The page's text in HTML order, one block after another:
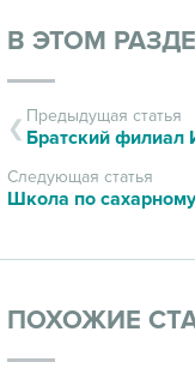
В ЭТОМ
Предыдущая статья
Следующая статья
Школа по
ПОХОЖИЕ